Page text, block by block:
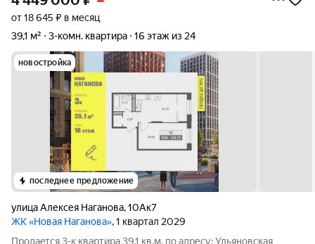
от 18 645 ₽ в месяц
39,1 м²
3-комн. квартира 16 этаж из 24
новостройка
последнее предложение
улица Алексея Наганова,10Ак7
ЖК «Новая Наганова», 1 квартал 2029
Продаeтся 3-к квартира 39.1 кв.м. пo адpесу: Ульяновская